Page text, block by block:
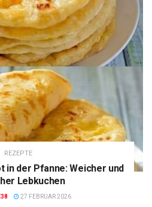
REZEPTE
in der Pfanne: Weicher und
Lebkuchen
27 FEBRUAR 2026